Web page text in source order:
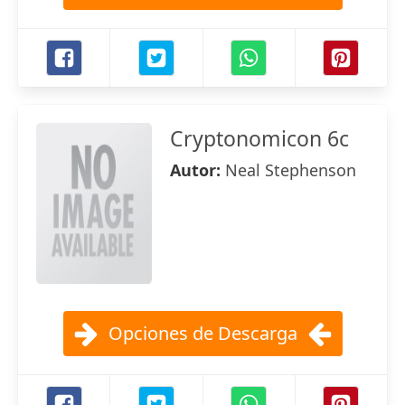
Cryptonomicon 6c
Autor: Neal Stephenson
Opciones de Descarga